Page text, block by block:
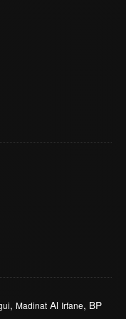
, Madinat Al Irfane, BP